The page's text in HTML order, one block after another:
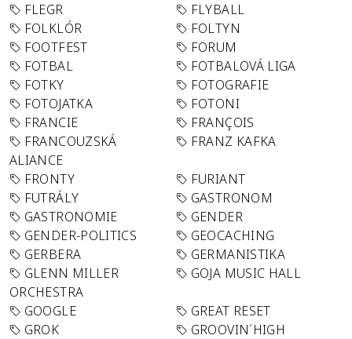
FLEGR
FLYBALL
FOLKLÓR
FOLTYN
FOOTFEST
FORUM
FOTBAL
FOTBALOVÁ LIGA
FOTKY
FOTOGRAFIE
FOTOJATKA
FOTONI
FRANCIE
FRANÇOIS
FRANCOUZSKÁ
ALIANCE
FRANZ KAFKA
FRONTY
FURIANT
FUTRÁLY
GASTRONOM
GASTRONOMIE
GENDER
GENDER-POLITICS
GEOCACHING
GERBERA
GERMANISTIKA
GLENN MILLER
ORCHESTRA
GOJA MUSIC HALL
GOOGLE
GREAT RESET
GROK
GROOVIN´HIGH